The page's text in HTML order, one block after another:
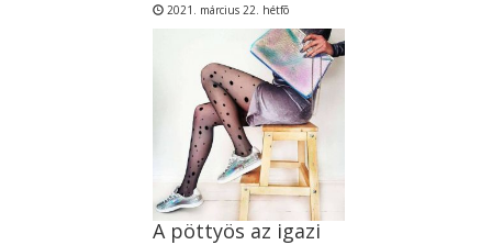
2021. március 22. hétfõ
A pöttyös az igazi